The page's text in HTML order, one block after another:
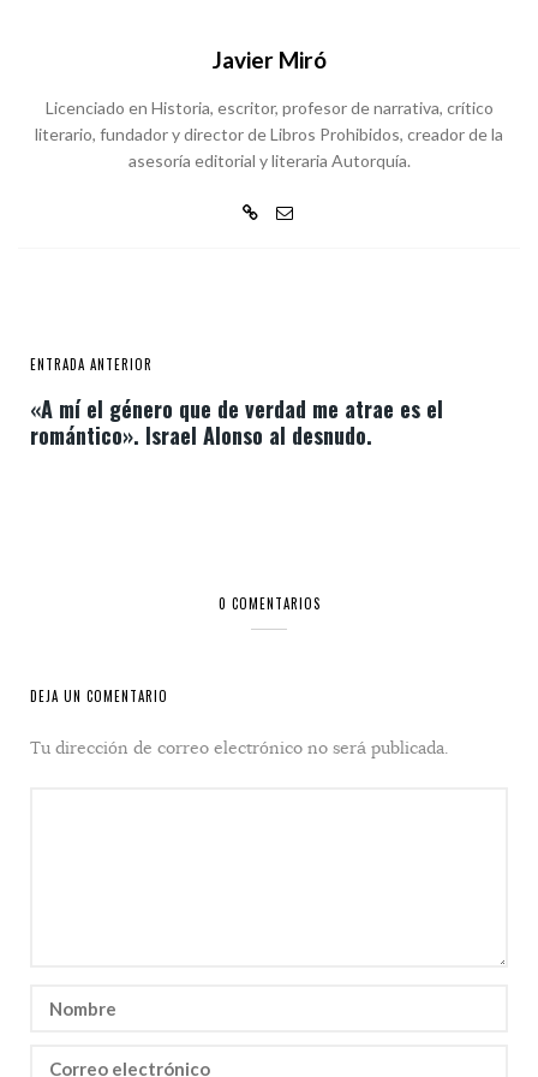
Javier Miró
Licenciado en Historia, escritor, profesor de narrativa, crítico
literario, fundador y director de Libros Prohibidos, creador de la
asesoría editorial y literaria Autorquía.
ENTRADA ANTERIOR
«A mí el género que de verdad me atrae es el
romántico». Israel Alonso al desnudo.
0 COMENTARIOS
DEJA UN COMENTARIO
Tu dirección de correo electrónico no será publicada.